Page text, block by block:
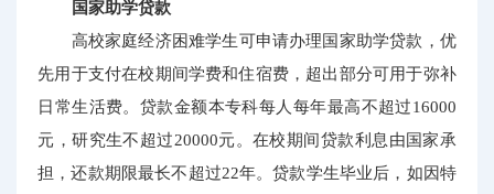
国家助学贷款
高校家庭经济困难学生可申请办理国家助学贷款，优
先用于支付在校期间学费和住宿费，超出部分可用于弥补
日常生活费。贷款金额本专科每人每年最高不超过16000
元，研究生不超过20000元。在校期间贷款利息由国家承
担，还款期限最长不超过22年。贷款学生毕业后，如因特